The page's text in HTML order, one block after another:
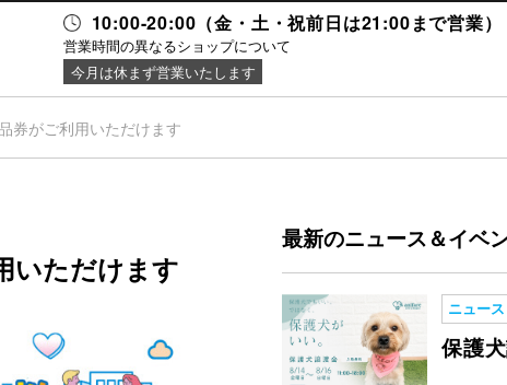
10:00-20:00（金・土・祝前日は21:00まで営業）
営業時間の異なるショップについて
今月は休まず営業いたします
ト
券がご利用いただけます
いただけます
最新のニュース＆イベ
ニュース
保護